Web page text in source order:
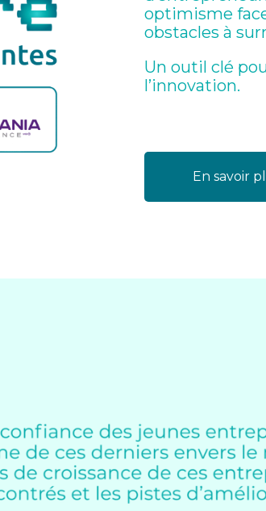
optimisme
obstacles à
Un outil clé
l’innovation.
En savoir